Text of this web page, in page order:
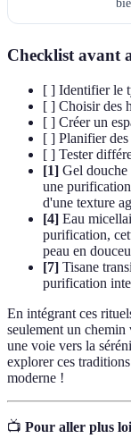
Checklist avant
[ ] Identifier le
[ ] Choisir des
[ ] Créer un
[ ] Planifier des
[ ] Tester
[1] Gel douche
une
d'une texture
[4] Eau
purification,
peau en
[7] Tisane
purification
En intégrant ces
seulement un
une voie vers la
explorer ces
moderne !
📺 Pour aller plus